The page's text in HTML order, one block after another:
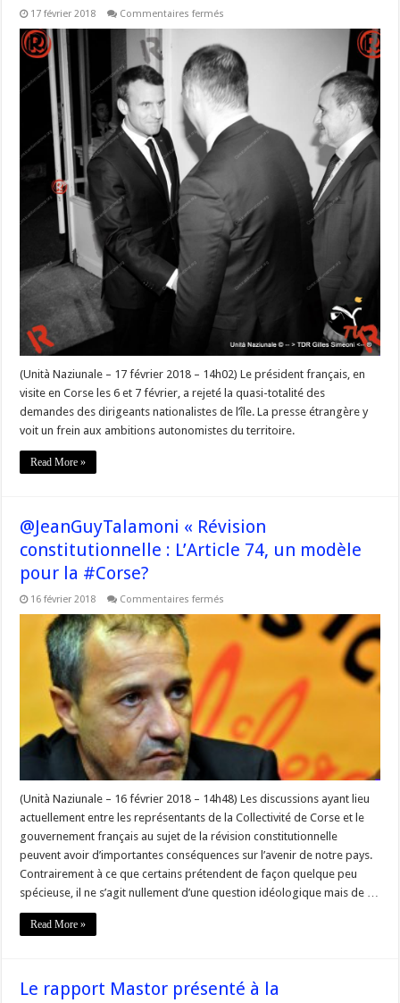
17 février 2018 Commentaires fermés
l’étranger.
En
#Corse,
Emmanuel
Macron
“met
une
claque
aux
aspirations
(Unità Naziunale – 17 février 2018 – 14h02) Le président français, en
visite en Corse les 6 et 7 février, a rejeté la quasi-totalité des
demandes des dirigeants nationalistes de l’île. La presse étrangère y
voit un frein aux ambitions autonomistes du territoire.
Read More »
@JeanGuyTalamoni « Révision
constitutionnelle : L’Article 74, un modèle
pour la #Corse?
16 février 2018 Commentaires fermés
« Révision
constitutionnelle
:
L’Article
74,
modèle
pour
la
#Corse?
(Unità Naziunale – 16 février 2018 – 14h48) Les discussions ayant lieu
actuellement entre les représentants de la Collectivité de Corse et le
gouvernement français au sujet de la révision constitutionnelle
peuvent avoir d’importantes conséquences sur l’avenir de notre pays.
Contrairement à ce que certains prétendent de façon quelque peu
spécieuse, il ne s’agit nullement d’une question idéologique mais de …
Read More »
Le rapport Mastor présenté à la